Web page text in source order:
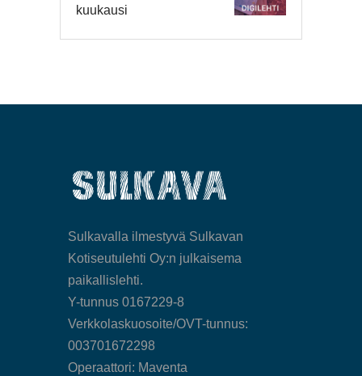
kuukausi
Sulkavalla ilmestyvä Sulkavan
Kotiseutulehti Oy:n julkaisema
paikallislehti.
Y-tunnus 0167229-8
Verkkolaskuosoite/OVT-tunnus:
003701672298
Operaattori: Maventa